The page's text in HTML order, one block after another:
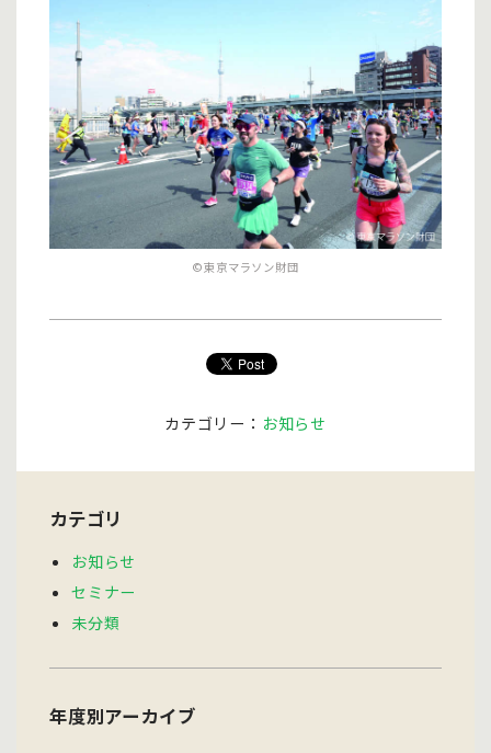
©東京マラソン財団
カテゴリー： お知らせ
カテゴリ
お知らせ
セミナー
未分類
年度別アーカイブ